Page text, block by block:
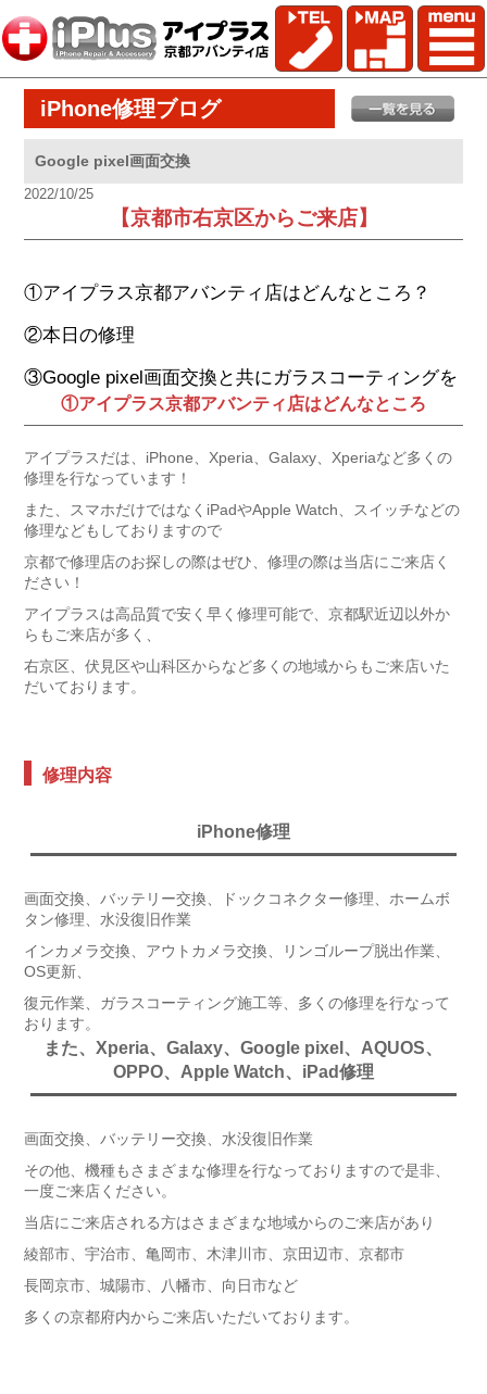
iPhone修理ブログ
Google pixel画面交換
2022/10/25
【京都市右京区からご来店】
①アイプラス京都アバンティ店はどんなところ？
②本日の修理
③Google pixel画面交換と共にガラスコーティングを
①アイプラス京都アバンティ店はどんなところ
アイプラスだは、iPhone、Xperia、Galaxy、Xperiaなど多くの
修理を行なっています！
また、スマホだけではなくiPadやApple Watch、スイッチなどの
修理などもしておりますので
京都で修理店のお探しの際はぜひ、修理の際は当店にご来店く
ださい！
アイプラスは高品質で安く早く修理可能で、京都駅近辺以外か
らもご来店が多く、
右京区、伏見区や山科区からなど多くの地域からもご来店いた
だいております。
修理内容
iPhone修理
画面交換、バッテリー交換、ドックコネクター修理、ホームボ
タン修理、水没復旧作業
インカメラ交換、アウトカメラ交換、リンゴループ脱出作業、
OS更新、
復元作業、ガラスコーティング施工等、多くの修理を行なって
おります。
また、Xperia、Galaxy、Google pixel、AQUOS、
OPPO、Apple Watch、iPad修理
画面交換、バッテリー交換、水没復旧作業
その他、機種もさまざまな修理を行なっておりますので是非、
一度ご来店ください。
当店にご来店される方はさまざまな地域からのご来店があり
綾部市、宇治市、亀岡市、木津川市、京田辺市、京都市
長岡京市、城陽市、八幡市、向日市など
多くの京都府内からご来店いただいております。